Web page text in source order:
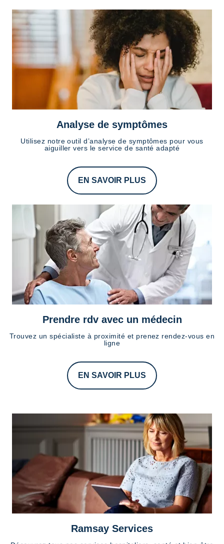
Analyse de symptômes
Utilisez notre outil d’analyse de symptômes pour vous
aiguiller vers le service de santé adapté
EN SAVOIR PLUS
Prendre rdv avec un médecin
Trouvez un spécialiste à proximité et prenez rendez-vous en
ligne
EN SAVOIR PLUS
Ramsay Services